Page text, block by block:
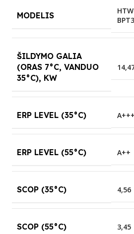
MODELIS
ŠILDYMO GALIA
(ORAS 7°C, VANDUO
35°C), KW
ERP LEVEL (35°C) A+++
ERP LEVEL (55°C) A++
SCOP (35°C) 4,56
SCOP (55°C) 3,45